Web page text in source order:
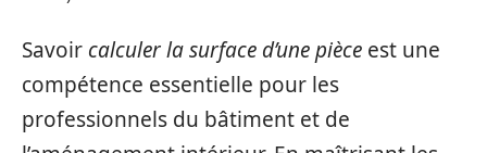
Savoir calculer la surface d’une pièce est une
compétence essentielle pour les
professionnels du bâtiment et de